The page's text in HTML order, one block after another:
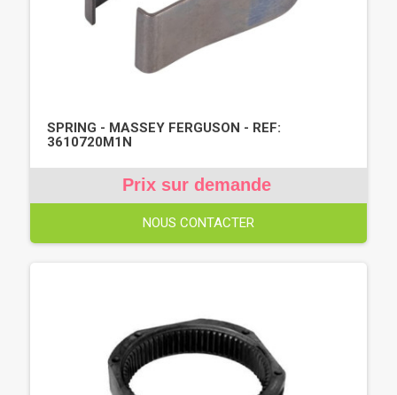
SPRING - MASSEY FERGUSON - REF:
3610720M1N
Prix sur demande
NOUS CONTACTER